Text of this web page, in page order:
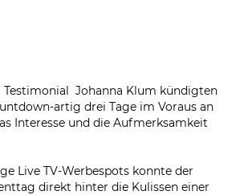
Johanna Klum kündigten
artig drei Tage im Voraus an
Interesse und die Aufmerksamkeit
Live TV-Werbespots konnte der
direkt hinter die Kulissen einer